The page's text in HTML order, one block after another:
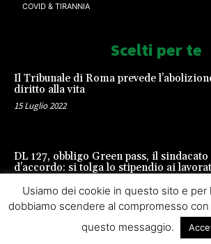
COVID & TIRANNIA
Scelti per te
Il Tribunale di Roma prevede
diritto alla vita
15 Luglio 2022
DL 127, obbligo Green pass, il sindacato
d’accordo: si tolga lo stipendio ai
Usiamo dei cookie in questo sito e per
dobbiamo scendere al compromesso
questo messaggio.